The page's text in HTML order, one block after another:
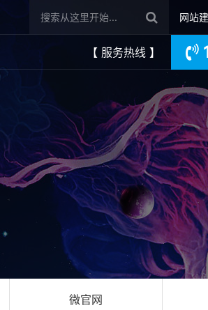
网站
【 服务热线 】
微官网